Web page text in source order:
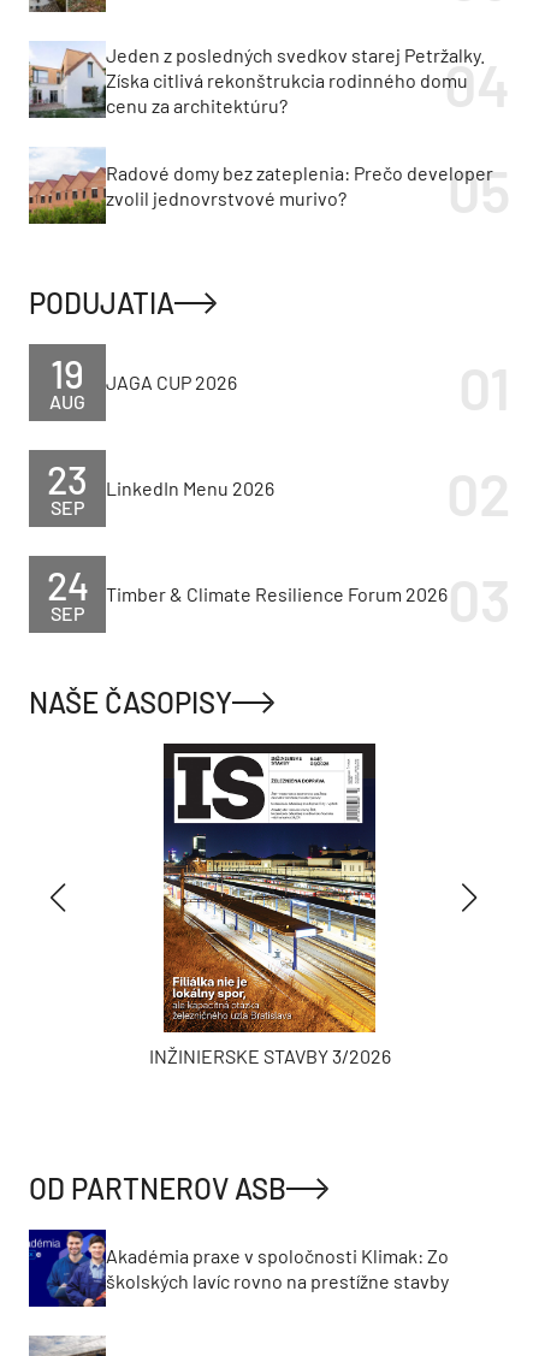
Jeden z posledných svedkov starej Petržalky.
Získa citlivá rekonštrukcia rodinného domu
cenu za architektúru?
Radové domy bez zateplenia: Prečo developer
zvolil jednovrstvové murivo?
PODUJATIA
AUG
19 JAGA CUP 2026
SEP
23 LinkedIn Menu 2026
SEP
24 Timber & Climate Resilience Forum 2026
NAŠE ČASOPISY
INŽINIERSKE STAVBY 3/2026
OD PARTNEROV ASB
Akadémia praxe v spoločnosti Klimak: Zo
školských lavíc rovno na prestížne stavby